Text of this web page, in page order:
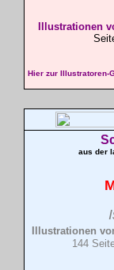
Illustrationen
Hier zur Illustratoren-
aus der
Illustrationen
144